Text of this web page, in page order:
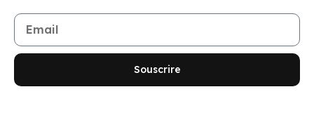
Souscrire